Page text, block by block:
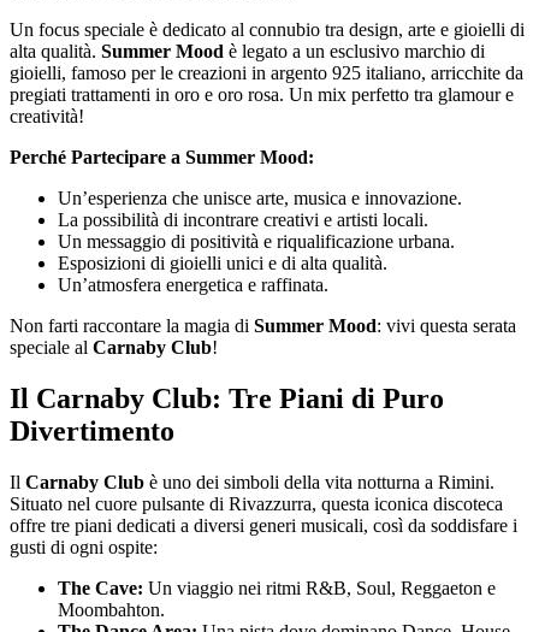
Un focus speciale è dedicato al connubio tra design, arte e gioielli di
alta qualità. Summer Mood è legato a un esclusivo marchio di
gioielli, famoso per le creazioni in argento 925 italiano, arricchite da
pregiati trattamenti in oro e oro rosa. Un mix perfetto tra glamour e
creatività!
Perché Partecipare a Summer Mood:
Un’esperienza che unisce arte, musica e innovazione.
La possibilità di incontrare creativi e artisti locali.
Un messaggio di positività e riqualificazione urbana.
Esposizioni di gioielli unici e di alta qualità.
Un’atmosfera energetica e raffinata.
Non farti raccontare la magia di Summer Mood: vivi questa serata
speciale al Carnaby Club!
Il Carnaby Club: Tre Piani di Puro
Divertimento
Il Carnaby Club è uno dei simboli della vita notturna a Rimini.
Situato nel cuore pulsante di Rivazzurra, questa iconica discoteca
offre tre piani dedicati a diversi generi musicali, così da soddisfare i
gusti di ogni ospite:
The Cave: Un viaggio nei ritmi R&B, Soul, Reggaeton e
Moombahton.